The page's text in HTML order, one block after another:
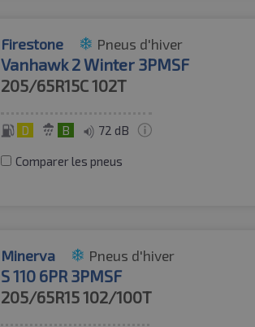
Firestone Pneus d'hiver
Vanhawk 2 Winter 3PMSF
205/65R15C102T
D B 72 dB
Comparer les pneus
Minerva Pneus d'hiver
S 110 6PR 3PMSF
205/65R15102/100T